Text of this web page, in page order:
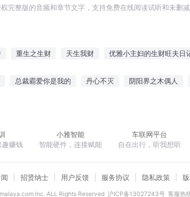
完整版的音频和章节文字，支持免费在线阅读试听和未删减
重生之生财 天生我财 优雅小主妇的生财旺夫日
总裁霸爱你是我的 丹心不灭 阴阳界之木偶人
趣赚钱
小雅智能
智能硬件，连接赋能
车联网平台
自在出行，听我想听
招贤纳士 用户反馈 服务协议 隐私政策
lnc. ALL Rights Reserved 沪ICP备13027243号 客服热